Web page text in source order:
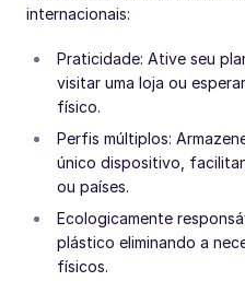
internacionais:
Praticidade: Ative seu
visitar uma loja ou
físico.
Perfis múltiplos:
único dispositivo,
ou países.
Ecologicamente
plástico eliminando a
físicos.